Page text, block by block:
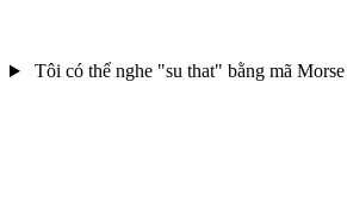
Tôi có thể nghe "su that" bằng mã